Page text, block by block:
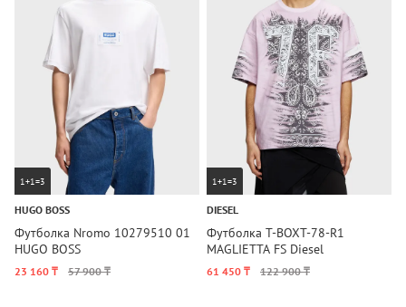
1+1=3
HUGO BOSS
Футболка Nromo 10279510 01
HUGO BOSS
23 160 ₸ 57 900 ₸
1+1=3
DIESEL
Футболка T-BOXT-78-R1
MAGLIETTA FS Diesel
61 450 ₸ 122 900 ₸